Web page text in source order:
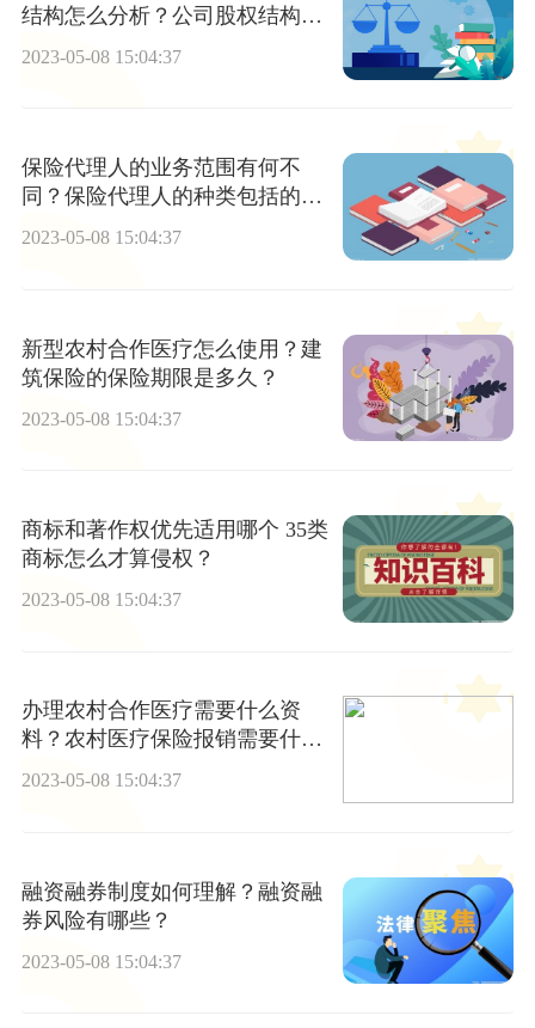
结构怎么分析？公司股权结构需
2023-05-08 15:04:37
保险代理人的业务范围有何不
同？保险代理人的种类包括的哪
些？
2023-05-08 15:04:37
新型农村合作医疗怎么使用？建
筑保险的保险期限是多久？
2023-05-08 15:04:37
商标和著作权优先适用哪个 35类
商标怎么才算侵权？
2023-05-08 15:04:37
办理农村合作医疗需要什么资
料？农村医疗保险报销需要什么
材料？
2023-05-08 15:04:37
融资融券制度如何理解？融资融
券风险有哪些？
2023-05-08 15:04:37